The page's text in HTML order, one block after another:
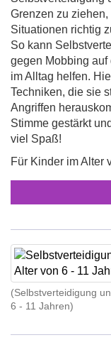
Grenzen zu
Situationen richtig
So kann
gegen Mobbing
im Alltag helfen.
Techniken, die sie
Angriffen
Stimme gestärkt
viel Spaß!
Für Kinder im Alter
(Selbstverteidigung
6 - 11 Jahren)